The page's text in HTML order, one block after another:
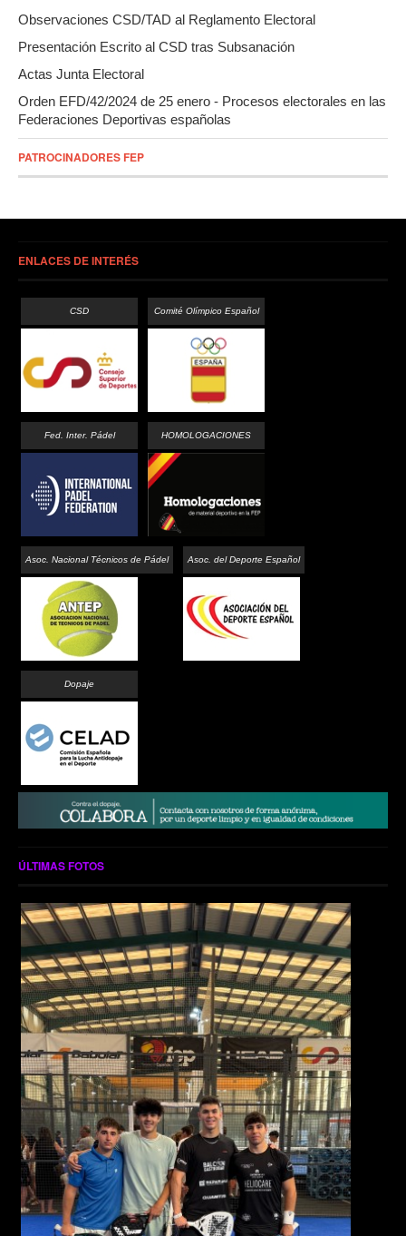
Observaciones CSD/TAD al Reglamento Electoral
Presentación Escrito al CSD tras Subsanación
Actas Junta Electoral
Orden EFD/42/2024 de 25 enero - Procesos electorales en las
Federaciones Deportivas españolas
PATROCINADORES FEP
ENLACES DE INTERÉS
CSD Comité Olímpico Español
Fed. Inter. Pádel HOMOLOGACIONES
Asoc. Nacional Técnicos de Pádel Asoc. del Deporte Español
Dopaje
ÚLTIMAS FOTOS